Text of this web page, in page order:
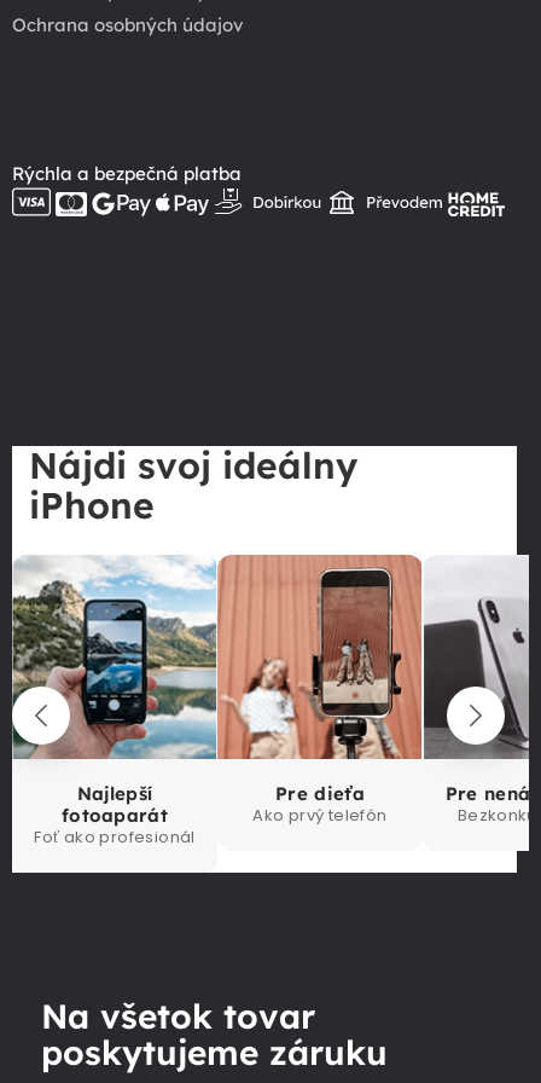
Ochrana osobných údajov
Rýchla a bezpečná platba
Nájdi svoj ideálny
iPhone
Najlepší
fotoaparát
Foť ako profesionál
Pre dieťa
Ako prvý telefón
Pre
Na všetok tovar
poskytujeme záruku